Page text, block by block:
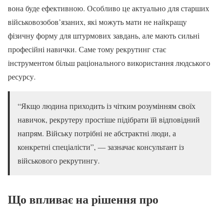
вона буде ефективною. Особливо це актуально для старших
військовозобов’язаних, які можуть мати не найкращу
фізичну форму для штурмових завдань, але мають сильні
професійні навички. Саме тому рекрутинг стає
інструментом більш раціонального використання людського
ресурсу.
“Якщо людина приходить із чітким розумінням своїх
навичок, рекрутеру простіше підібрати їй відповідний
напрям. Війську потрібні не абстрактні люди, а
конкретні спеціалісти”, — зазначає консультант із
військового рекрутингу.
Що впливає на рішення про